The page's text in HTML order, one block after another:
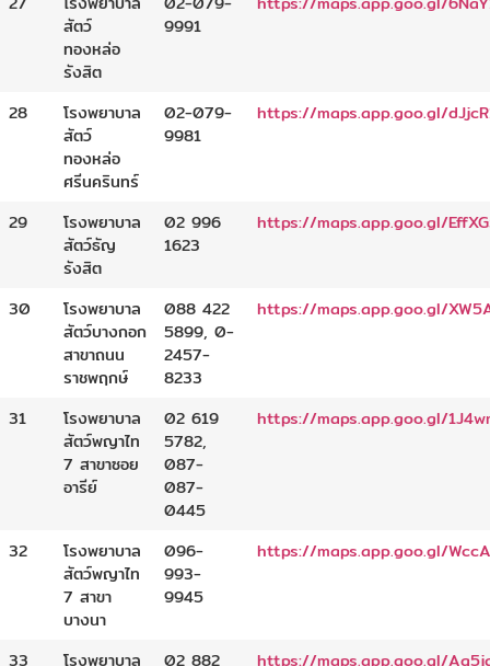
สัตว์
ทองหล่อ
รังสิต
9991
28
โรงพยาบาล
สัตว์
ทองหล่อ
ศรีนครินทร์
02-079-
9981
https://maps.app.goo.gl/
29
โรงพยาบาล
สัตว์ธัญ
รังสิต
02 996
1623
https://maps.app.goo.gl/
30
โรงพยาบาล
สัตว์บางกอก
สาขาถนน
ราชพฤกษ์
088 422
5899, 0-
2457-
8233
https://maps.app.goo.gl/
31
โรงพยาบาล
สัตว์พญาไท
7 สาขาซอย
อารีย์
02 619
5782,
087-
087-
0445
https://maps.app.goo.gl/
32
โรงพยาบาล
สัตว์พญาไท
7 สาขา
บางนา
096-
993-
9945
https://maps.app.goo.gl/
33
โรงพยาบาล
02 882
https://maps.app.goo.gl/